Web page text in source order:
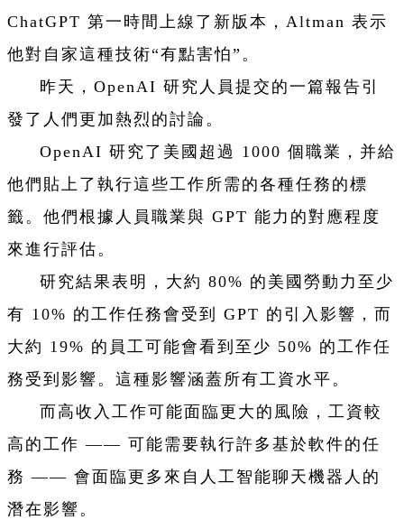
ChatGPT 第一時間上線了新版本，Altman 表示
他對自家這種技術“有點害怕”。
昨天，OpenAI 研究人員提交的一篇報告引
發了人們更加熱烈的討論。
OpenAI 研究了美國超過 1000 個職業，并給
他們貼上了執行這些工作所需的各種任務的標
籤。他們根據人員職業與 GPT 能力的對應程度
來進行評估。
研究結果表明，大約 80% 的美國勞動力至少
有 10% 的工作任務會受到 GPT 的引入影響，而
大約 19% 的員工可能會看到至少 50% 的工作任
務受到影響。這種影響涵蓋所有工資水平。
而高收入工作可能面臨更大的風險，工資較
高的工作 —— 可能需要執行許多基於軟件的任
務 —— 會面臨更多來自人工智能聊天機器人的
潛在影響。